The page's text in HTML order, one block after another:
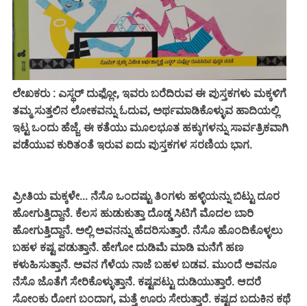
ಲೇಖಕರು : ಎಸ್ಥರ್ ದುಫ್ಲೋ, ಇವರು ಬರೆದಿರುವ ಈ ಪುಸ್ತಕಗಳು ಮಕ್ಕಳಿಗೆ
ತಮ್ಮ ಸುತ್ತಲಿನ ಲೋಕವನ್ನು ಓದುವ, ಅರ್ಥಮಾಡಿಕೊಳ್ಳುವ ಹಾದಿಯಲ್ಲಿ
ಇಟ್ಟ ಒಂದು ಹೆಜ್ಜೆ. ಈ ಕತೆಯು ಮೂಲಭೂತ ಹಕ್ಕುಗಳನ್ನು ಸಾರ್ವತ್ರಿಕವಾಗಿ
ಪಡೆಯುವ ಕುರಿತಂತೆ ಇರುವ ಐದು ಪುಸ್ತಕಗಳ ಸರಣಿಯ ಭಾಗ.
ಪ್ರೀತಿಯ ಮಕ್ಕಳೇ... ನೆಸೊ ಒಂದಷ್ಟು ತಿಂಗಳು ಹಳ್ಳಿಯನ್ನು ಬಿಟ್ಟು ದೂರ
ಹೋಗುತ್ತಿದ್ದಾನೆ. ಕೆಲಸ ಹುಡುಕುತ್ತಾ ದೊಡ್ಡ ಸಿಟಿಗೆ ಮೊದಲ ಬಾರಿ
ಹೋಗುತ್ತಿದ್ದಾನೆ. ಅಲ್ಲಿ ಅವನನ್ನು ಹೆದರಿಸುತ್ತಾರೆ. ನೆಸೊ ಹೊಂದಿಕೊಳ್ಳಲು
ಬಹಳ ಕಷ್ಟ ಪಡುತ್ತಾನೆ. ಹೇಗೋ ದುಡಿಮೆ ಮಾಡಿ ಮನೆಗೆ ಹಣ
ಕಳುಹಿಸುತ್ತಾನೆ. ಅವನ ಗೆಳೆಯ ನಾಜೆ ಬಹಳ ಬಡವ. ಮುಂದೆ ಅವನೂ
ನೆಸೊ ಜೊತೆಗೆ ಸೇರಿಕೊಳ್ಳುತ್ತಾನೆ. ಕಷ್ಟಪಟ್ಟು ದುಡಿಯುತ್ತಾರೆ. ಆದರೆ
ಸೋಂಕು ರೋಗ ಬಂದಾಗ, ಮತ್ತೆ ಊರು ಸೇರುತ್ತಾರೆ. ಕಷ್ಟದ ಬದುಕಿನ ಕಥೆ